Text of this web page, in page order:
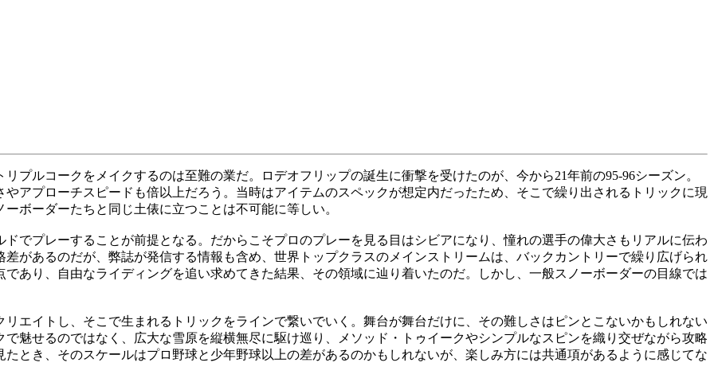
プルコークをメイクするのは至難の業だ。ロデオフリップの誕生に衝撃を受けたのが、今から21年前の95-96シーズン。
アプローチスピードも倍以上だろう。当時はアイテムのスペックが想定内だったため、そこで繰り出されるトリックに現
ボーダーたちと同じ土俵に立つことは不可能に等しい。
でプレーすることが前提となる。だからこそプロのプレーを見る目はシビアになり、憧れの選手の偉大さもリアルに伝わ
があるのだが、弊誌が発信する情報も含め、世界トップクラスのメインストリームは、バックカントリーで繰り広げられ
あり、自由なライディングを追い求めてきた結果、その領域に辿り着いたのだ。しかし、一般スノーボーダーの目線では
エイトし、そこで生まれるトリックをラインで繋いでいく。舞台が舞台だけに、その難しさはピンとこないかもしれない
魅せるのではなく、広大な雪原を縦横無尽に駆け巡り、メソッド・トゥイークやシンプルなスピンを織り交ぜながら攻略
とき、そのスケールはプロ野球と少年野球以上の差があるのかもしれないが、楽しみ方には共通項があるように感じてな